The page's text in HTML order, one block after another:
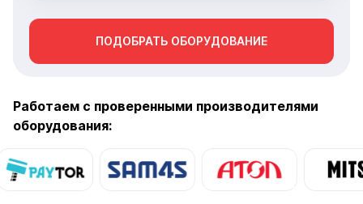
Работаем с проверенными производителями
оборудования: